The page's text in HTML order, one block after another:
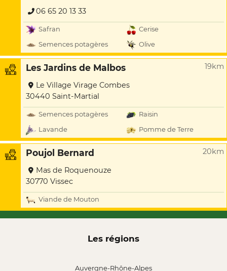
06 65 20 13 33
Safran
Cerise
Semences potagères
Olive
Les Jardins de Malbos 19km
Le Village Virage Combes
30440 Saint-Martial
Semences potagères
Raisin
Lavande
Pomme de Terre
Poujol Bernard 20km
Mas de Roquenouze
30770 Vissec
Viande de Mouton
Les régions
Auvergne-Rhône-Alpes